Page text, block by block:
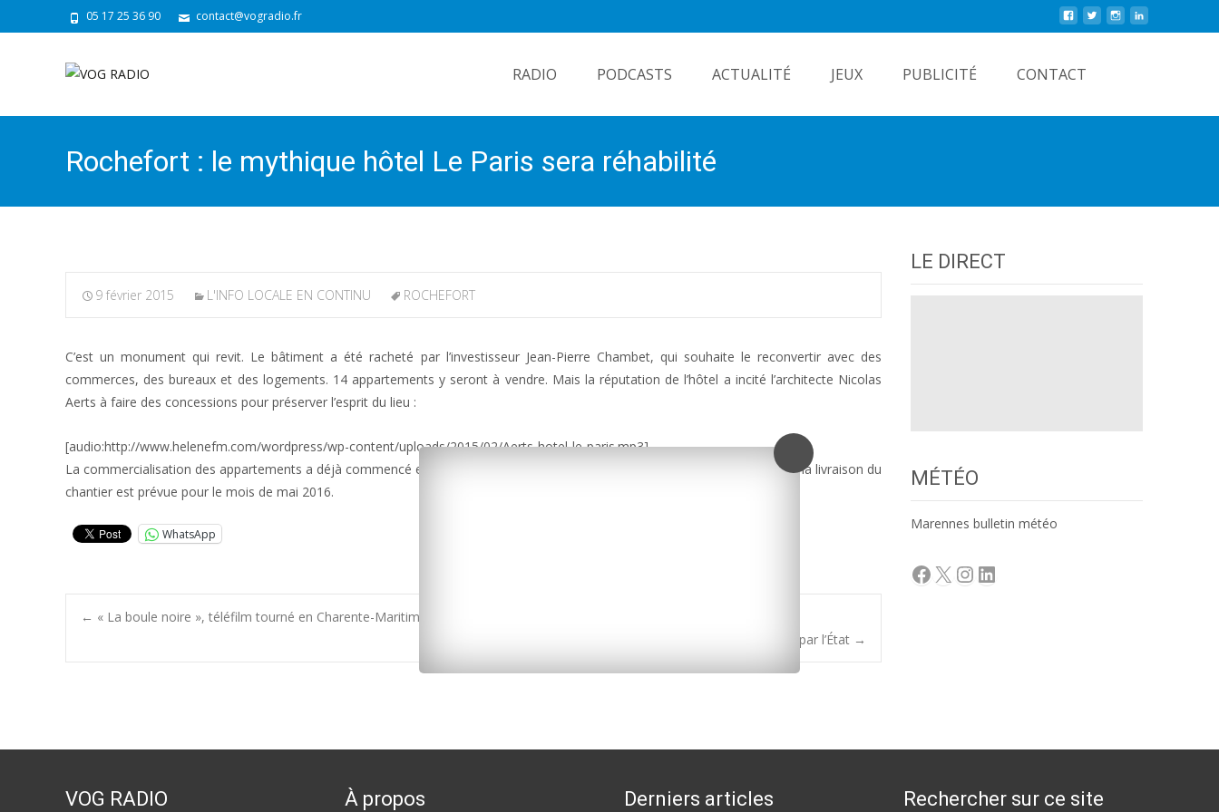
05 17 25 36 90 contact@vogradio.fr
RADIO PODCASTS ACTUALITÉ JEUX PUBLICITÉ CONTACT
Rochefort : le mythique hôtel Le Paris sera réhabilité
9 février 2015 L'INFO LOCALE EN CONTINU ROCHEFORT
C’est un monument qui revit. Le bâtiment a été racheté par l’investisseur Jean-Pierre Chambet, qui souhaite le reconvertir avec des
commerces, des bureaux et des logements. 14 appartements y seront à vendre. Mais la réputation de l’hôtel a incité l’architecte Nicolas
Aerts à faire des concessions pour préserver l’esprit du lieu :
[audio:http://www.helenefm.com/wordpress/wp-content/uploads/2015/02/Aerts-hotel-le-paris.mp3]
La commercialisation des appartements a déjà commencé et s’annonce florissante. Les travaux, eux, débuteront fin mars et la livraison du
chantier est prévue pour le mois de mai 2016.
WhatsApp
Post
← « La boule noire », téléfilm tourné en Charente-Maritime, sera diffusé le 17 février
Royan : le quartier de l’Yeuse-La Robinière soutenu par l’État →
LE DIRECT
MÉTÉO
Marennes bulletin météo
Facebook
X Instagram
LinkedIn
VOG RADIO À propos Derniers articles Rechercher sur ce site